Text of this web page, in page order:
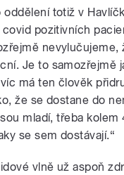
oddělení totiž v
pozitivních
nevylučujeme,
Je to samozřejmě
má ten člověk
že se dostane do
mladí, třeba kolem
se sem dostávají.“
vlně už aspoň